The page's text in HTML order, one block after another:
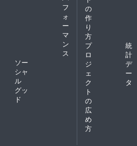
フ
ォ
ー
マ
ン
ス
ソー
シャ
ル
グッ
ド
の
作
り
方
プ
ロ
ジ
ェ
ク
ト
の
広
め
方
統
計
デ
ー
タ